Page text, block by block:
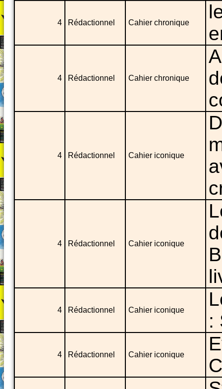
4 Rédactionnel Cahier chronique
4 Rédactionnel Cahier chronique
4 Rédactionnel Cahier iconique
4 Rédactionnel Cahier iconique
4 Rédactionnel Cahier iconique
:
4 Rédactionnel Cahier iconique